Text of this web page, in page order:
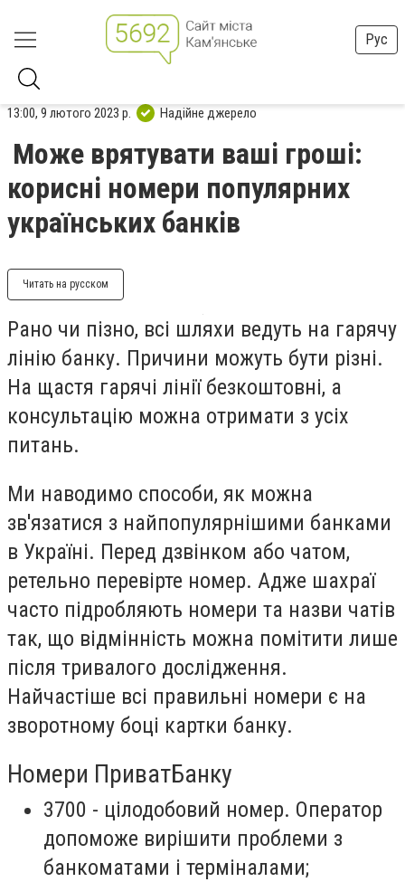
Рус
13:00, 9 лютого 2023 р. Надійне джерело
Може врятувати ваші гроші:
корисні номери популярних
українських банків
Читать на русском
Рано чи пізно, всі шляхи ведуть на гарячу
лінію банку. Причини можуть бути різні.
На щастя гарячі лінії безкоштовні, а
консультацію можна отримати з усіх
питань.
Ми наводимо способи, як можна
зв'язатися з найпопулярнішими банками
в Україні. Перед дзвінком або чатом,
ретельно перевірте номер. Адже шахраї
часто підробляють номери та назви чатів
так, що відмінність можна помітити лише
після тривалого дослідження.
Найчастіше всі правильні номери є на
зворотному боці картки банку.
Номери ПриватБанку
3700 - цілодобовий номер. Оператор
допоможе вирішити проблеми з
банкоматами і терміналами;